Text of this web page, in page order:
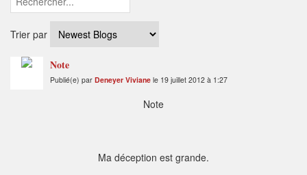
Trier par
Note
Publié(e) par Deneyer Viviane le 19 juillet 2012 à 1:27
Note
Ma déception est grande.